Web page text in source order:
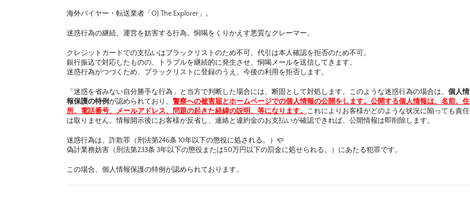
海外バイヤー・転送業者「OJ The Explorer」。
迷惑行為の継続。運営を妨害する行為。恫喝をくりかえす悪質なクレーマー。
クレジットカードでの支払いはブラックリストのため不可。代引は本人確認を拒否のため不可。
銀行振込で対応したものの、トラブルを継続的に発生させ、恫喝メールを送信してきます。
迷惑行為がつづくため、ブラックリストに登録のうえ、今後の利用を拒否します。
「迷惑を省みない自分勝手な行為」と当方で判断した場合には、断固として対処します。このような迷惑行為の場合は、 個人情
報保護の特例が認められており、 警察への被害届とホームページでの個人情報の公開をします。公開する個人情報は、名前、住
所、電話番号、メールアドレス、問題の起きた経緯の説明、等になります。 これによりお客様がどのような状況に陥っても責任
は取りません。情報開示後にお客様が反省し、連絡と違約金のお支払いが確認できれば、公開情報は即削除します。
迷惑行為は、詐欺罪（刑法第246条 10年以下の懲役に処される。）や
偽計業務妨害（刑法第233条 3年以下の懲役または50万円以下の罰金に処せられる。）にあたる犯罪です。
この場合、個人情報保護の特例が認められております。